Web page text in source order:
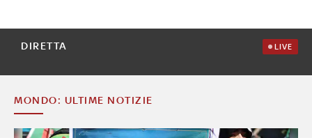
DIRETTA LIVE
MONDO: ULTIME NOTIZIE